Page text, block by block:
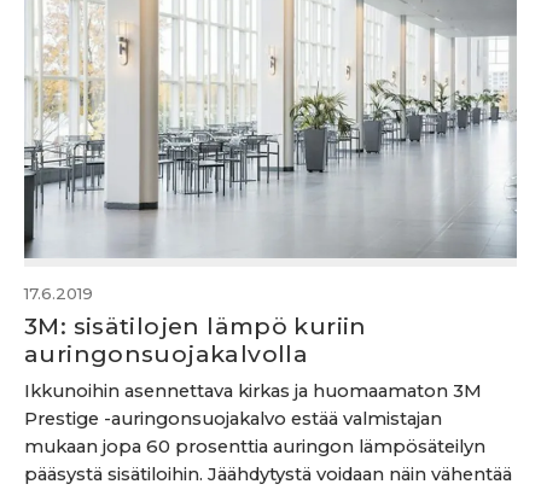
17.6.2019
3M: sisätilojen lämpö kuriin
auringonsuojakalvolla
Ikkunoihin asennettava kirkas ja huomaamaton 3M
Prestige -auringonsuojakalvo estää valmistajan
mukaan jopa 60 prosenttia auringon lämpösäteilyn
pääsystä sisätiloihin. Jäähdytystä voidaan näin vähentää